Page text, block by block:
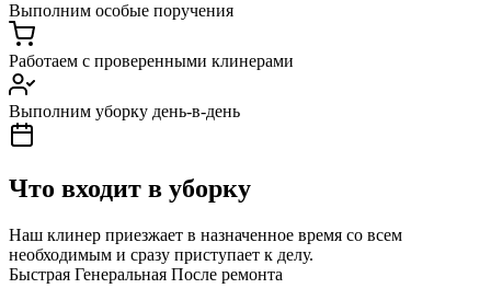
Выполним особые поручения
Работаем с проверенными клинерами
Выполним уборку день-в-день
Что входит в уборку
Наш клинер приезжает в назначенное время со всем
необходимым и сразу приступает к делу.
Быстрая Генеральная После ремонта